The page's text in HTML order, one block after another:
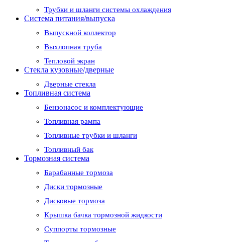
Трубки и шланги системы охлаждения
Система питания/выпуска
Выпускной коллектор
Выхлопная труба
Тепловой экран
Стекла кузовные/дверные
Дверные стекла
Топливная система
Бензонасос и комплектующие
Топливная рампа
Топливные трубки и шланги
Топливный бак
Тормозная система
Барабанные тормоза
Диски тормозные
Дисковые тормоза
Крышка бачка тормозной жидкости
Суппорты тормозные